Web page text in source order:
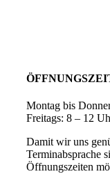
Montag bis
Freitags: 8 – 12
Damit wir uns
Terminabsprache
Öffnungszeiten